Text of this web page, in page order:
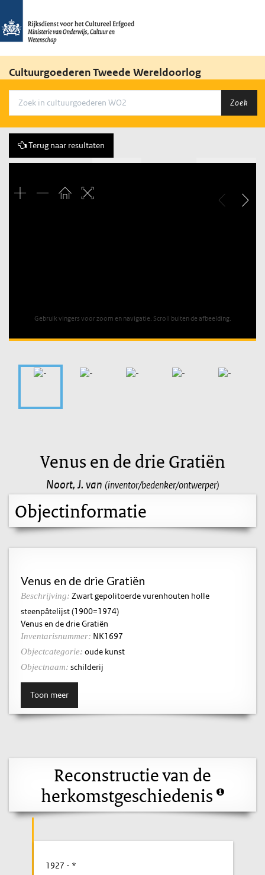
Cultuurgoederen Tweede Wereldoorlog
Zoek
Terug naar resultaten
Gebruik vingers voor zoom en navigatie. Scroll buiten de afbeelding.
Venus en de drie Gratiën
Noort, J. van (inventor/bedenker/ontwerper)
Objectinformatie
Venus en de drie Gratiën
Beschrijving: Zwart gepolitoerde vurenhouten holle
steenpâtelijst (1900=1974)
Venus en de drie Gratiën
Inventarisnummer: NK1697
Objectcategorie: oude kunst
Objectnaam: schilderij
Toon meer
Reconstructie van de
herkomstgeschiedenis
1927 - *